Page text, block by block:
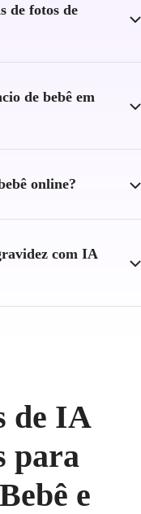
de fotos de
de bebê em
online?
com IA
de IA
para
e